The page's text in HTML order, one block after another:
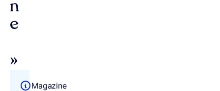
n
e
»
Magazine